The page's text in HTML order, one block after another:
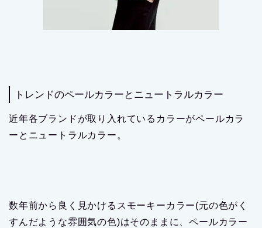
トレンドのペールカラーとニュートラルカラー
近年各ブランドが取り入れているカラーがペールカラ
ーとニュートラルカラー。
数年前から良く見かけるスモーキーカラー(元の色がく
すんだような雰囲気の色)はそのままに、ペールカラー